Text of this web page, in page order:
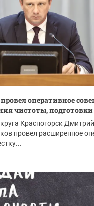
оперативное
чистоты, подготовки
Красногорск Дмитрий
провел расширенное